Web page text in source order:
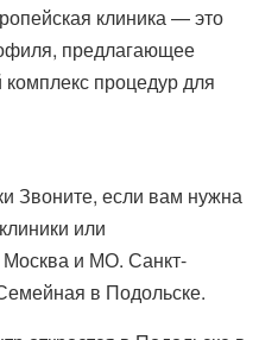
клиника — это
предлагающее
процедур для
Звоните, если вам нужна
или
Москва и МО. Санкт-
в Подольске.